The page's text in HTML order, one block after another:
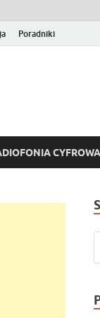
Poradniki
CYFROWA